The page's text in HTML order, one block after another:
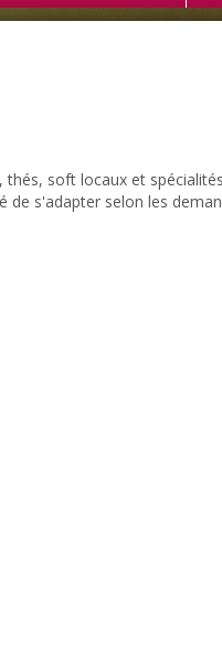
soft locaux et
s'adapter selon les